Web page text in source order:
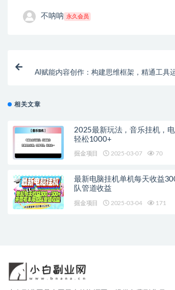
不呐呐 永久会员
AI赋能内容创作：构建思维框架，精通工具
相关文章
2025最新玩法，音乐挂机，
轻松1000+
掘金项目 2025-03-07 70
最新电脑挂机单机每天收益
队管道收益
掘金项目 2025-03-04 171